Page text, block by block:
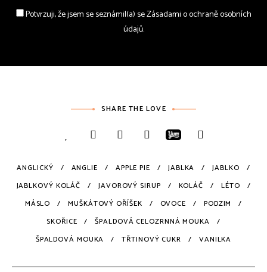
Potvrzuji, že jsem se seznámil(a) se Zásadami o ochraně osobních
údajů.
SHARE THE LOVE
ANGLICKÝ ANGLIE APPLE PIE JABLKA
JABLKO
JABLKOVÝ KOLÁČ
JAVOROVÝ SIRUP KOLÁČ
LÉTO
MÁSLO
MUŠKÁTOVÝ OŘÍŠEK OVOCE
PODZIM
SKOŘICE
ŠPALDOVÁ CELOZRNNÁ MOUKA
ŠPALDOVÁ MOUKA
TŘTINOVÝ CUKR VANILKA